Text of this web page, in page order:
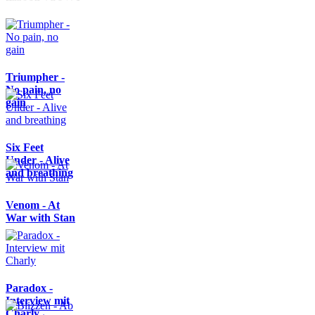
Triumpher -
No pain, no
gain
Six Feet
Under - Alive
and breathing
Venom - At
War with Stan
Paradox -
Interview mit